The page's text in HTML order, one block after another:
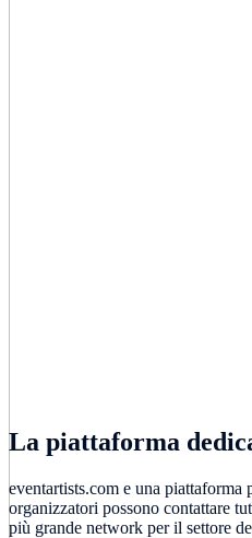
La piattaforma
eventartists.com e una
organizzatori possono contattare
più grande network per il settore